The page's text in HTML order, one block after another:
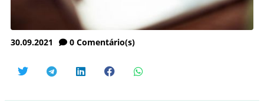
30.09.2021 0 Comentário(s)